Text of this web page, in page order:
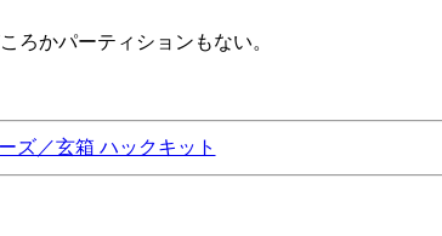
ろかパーティションもない。
ズ／玄箱 ハックキット